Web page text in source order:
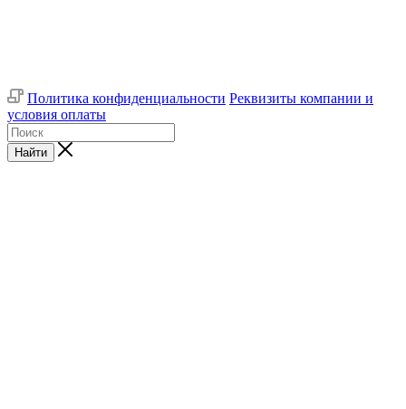
Политика конфиденциальности Реквизиты компании и
условия оплаты
Найти